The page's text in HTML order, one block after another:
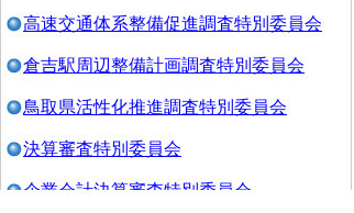
高速交通体系整備促進調査特別委員会
倉吉駅周辺整備計画調査特別委員会
鳥取県活性化推進調査特別委員会
決算審査特別委員会
企業会計決算審査特別委員会